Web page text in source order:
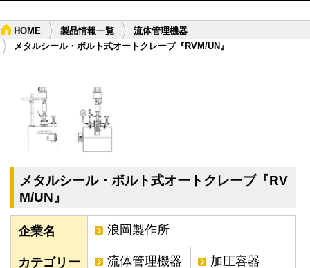
HOME 製品情報一覧
流体管理機器
メタルシール・ボルト式オートクレーブ『RVM/UN』
メタルシール・ボルト式オートクレーブ『RV
M/UN』
企業名 浪岡製作所
カテゴリー 流体管理機器 加圧容器